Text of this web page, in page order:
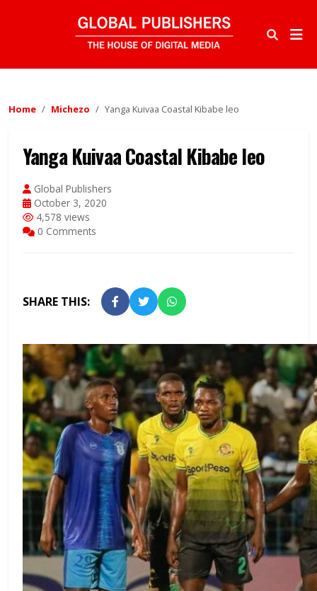
Home Michezo Yanga Kuivaa Coastal Kibabe leo
Yanga Kuivaa Coastal Kibabe leo
Global Publishers
October 3, 2020
4,578 views
0 Comments
SHARE THIS: